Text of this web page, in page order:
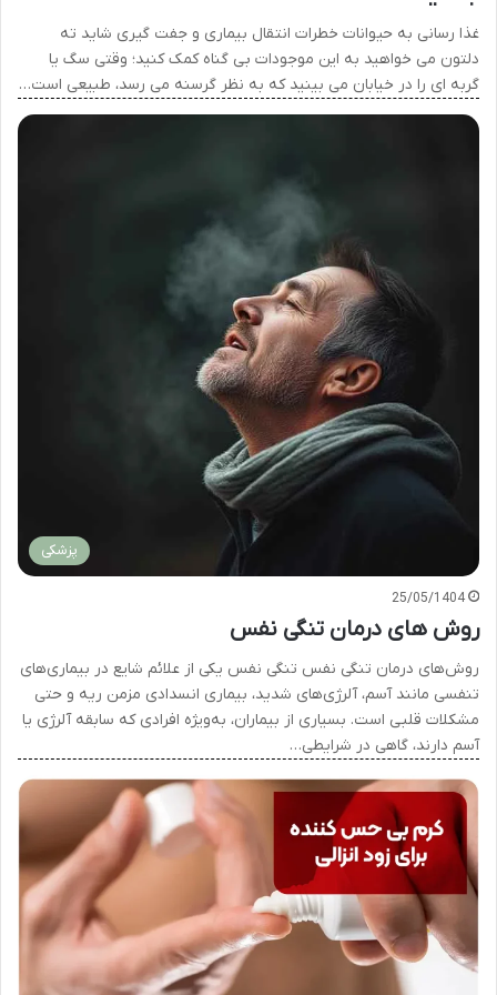
غذا رسانی به حیوانات خطرات انتقال بیماری و جفت گیری شاید ته
دلتون می خواهید به این موجودات بی گناه کمک کنید؛ وقتی سگ یا
گربه ای را در خیابان می بینید که به نظر گرسنه می رسد، طبیعی است…
پزشکی
25/05/1404
روش های درمان تنگی نفس
روش‌های درمان تنگی نفس تنگی نفس یکی از علائم شایع در بیماری‌های
تنفسی مانند آسم، آلرژی‌های شدید، بیماری انسدادی مزمن ریه و حتی
مشکلات قلبی است. بسیاری از بیماران، به‌ویژه افرادی که سابقه آلرژی یا
آسم دارند، گاهی در شرایطی…